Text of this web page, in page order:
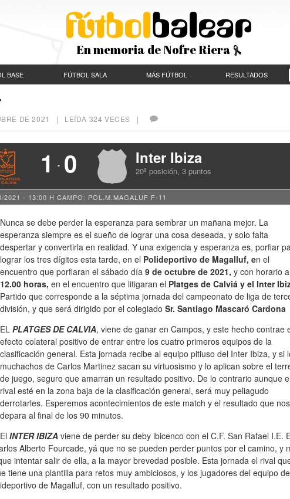
En memoria de Nofre Riera
BASE FÚTBOL SALA MÁS FÚTBOL RESULTADOS
DE 2021 | LEÍDA 324 VECES |
1 - 0 Inter Ibiza
20ª posición, 3 puntos
2021 - 13:00 H CAMPO: POL.M.MAGALUF F-11
Nunca se debe perder la esperanza para sembrar un mañana mejor. La
esperanza siempre es el sueño de lograr una cosa deseada, y solo falta
despertar y convertirla en realidad. Y una exigencia y esperanza es, porfiar
lograr los tres dígitos esta tarde, en el Polideportivo de Magalluf, en el
encuentro que porfiaran el sábado día 9 de octubre de 2021, y con horario
12.00 horas, en el encuentro que litigaran el Platges de Calviá y el Inter
Partido que corresponde a la séptima jornada del campeonato de liga de
división, y que será dirigido por el colegiado Sr. Santiago Mascaró Cardona
EL PLATGES DE CALVIA, viene de ganar en Campos, y este hecho contrae
efecto colateral positivo de entrar entre los cuatro primeros equipos de la
clasificación general. Esta jornada recibe al equipo pitiuso del Inter Ibiza, y si
muchachos de Carlos Martinez sacan su virtuosismo y lo aplican sobre el
de juego, seguro que amarran un resultado positivo. De lo contrario aunque
rival esté en la zona baja de la clasificación general, será muy peliagudo
derrotarles. Esperemos acontecimientos de este match y el resultado que nos
depara al final de los 90 minutos.
El INTER IBIZA viene de perder su deby ibicenco con el C.F. San Rafael I.E.
Alberto Fourcade, yá que no se pueden perder puntos por el camino, y
intentar salir de ella, a la mayor brevedad posible. Esta jornada el rival
tiene una plantilla para retos muy ambiciosos, y los jugadores del equipo de
de Magalluf, con un resultado positivo.